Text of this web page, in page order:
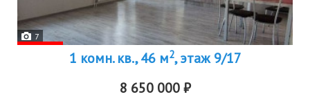
7
1 комн. кв., 46 м2, этаж 9/17
8 650 000 ₽